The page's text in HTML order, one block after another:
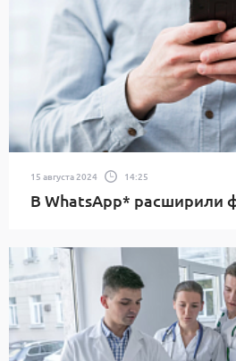
15 августа 2024 14:25
В WhatsApp* расширили